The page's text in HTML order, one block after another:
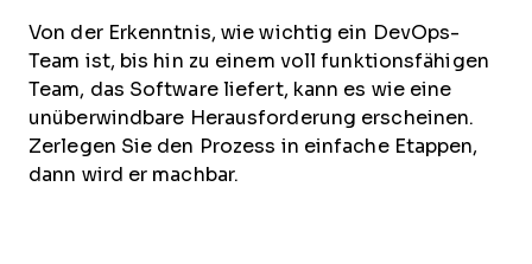
Von der Erkenntnis, wie wichtig ein DevOps-
Team ist, bis hin zu einem voll funktionsfähigen
Team, das Software liefert, kann es wie eine
unüberwindbare Herausforderung erscheinen.
Zerlegen Sie den Prozess in einfache Etappen,
dann wird er machbar.